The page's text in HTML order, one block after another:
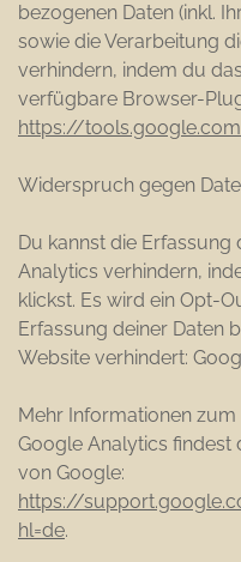
bezogenen Daten (inkl.
sowie die Verarbeitung
verhindern, indem du
verfügbare Browser-
https://
Widerspruch gegen
Du kannst die
Analytics verhindern,
klickst. Es wird ein Opt-
Erfassung deiner Daten
Website verhindert:
Mehr Informationen
Google Analytics findest
von Google:
https://
hl=de.